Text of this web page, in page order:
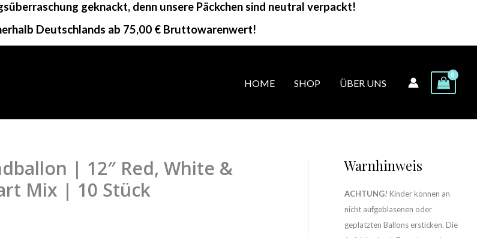
geknackt, denn unsere Päckchen sind neutral verpackt!
Deutschlands ab 75,00 € Bruttowarenwert!
HOME SHOP ÜBER UNS
| 12″ Red, White &
Mix | 10 Stück
Warnhinweis
ACHTUNG!Kinder können an
nicht aufgeblasenen oder
geplatzten Ballons ersticken. Die